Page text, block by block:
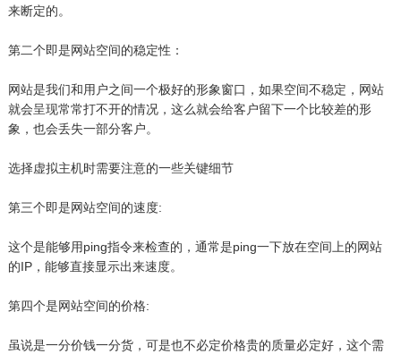
来断定的。
第二个即是网站空间的稳定性：
网站是我们和用户之间一个极好的形象窗口，如果空间不稳定，网站
就会呈现常常打不开的情况，这么就会给客户留下一个比较差的形
象，也会丢失一部分客户。
选择虚拟主机时需要注意的一些关键细节
第三个即是网站空间的速度:
这个是能够用ping指令来检查的，通常是ping一下放在空间上的网站
的IP，能够直接显示出来速度。
第四个是网站空间的价格:
虽说是一分价钱一分货，可是也不必定价格贵的质量必定好，这个需